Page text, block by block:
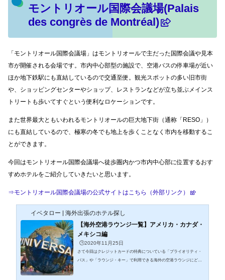
モントリオール国際会議場(Palais
des congrès de Montréal)
「モントリオール国際会議場」はモントリオールで主だった国際会議や見本
市が開催される会場です。市内中心部型の施設で、空港バスの停車場が近い
ほか地下鉄駅にも直結しているので交通至便。観光スポットの多い旧市街
や、ショッピングセンターやショップ、レストランなどが立ち並ぶメインス
トリートも歩いてすぐという便利なロケーションです。
また世界最大ともいわれるモントリオールの巨大地下街（通称「RESO」）
にも直結しているので、極寒の冬でも地上を歩くことなく市内を移動するこ
とができます。
今回はモントリオール国際会議場へ徒歩圏内かつ市内中心部に位置するおす
すめホテルをご紹介していきたいと思います。
⇒モントリオール国際会議場の公式サイトはこちら（外部リンク）
イベタロー | 海外出張のホテル探し
【海外空港ラウンジ一覧】アメリカ・カナダ・
メキシコ編
🕒️2020年11月25日
さて今回はクレジットカードの特典についている「プライオリティ・
パス」や「ラウンジ・キー」で利用できる海外の空港ラウンジにどの